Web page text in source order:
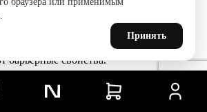
морщин. Стволовые клетки
поддерживают и
кожи к агрессивным
среды и преждевременному
барьерные свойства.
сравнение, добавьте хотя бы ещё
Принять